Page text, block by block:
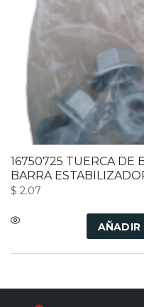
16750725 TUERCA DE
BARRA
$ 2.07
AÑADIR